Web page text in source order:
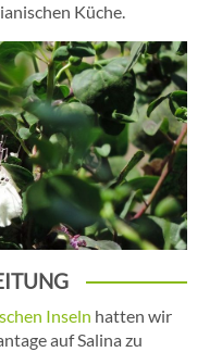
Küche.
Inseln hatten wir
auf Salina zu